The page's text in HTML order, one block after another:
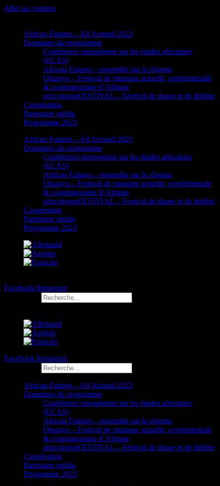
Aller au contenu
African Futures – All Around 2023
Domaines du programme
Conférence européenne sur les études africaines
(ECAS)
African Futures – ensemble sur le chemin
Oluzayo – Festival de musique actuelle, expérimentale
& contemporaine d’Afrique
africologneFESTIVAL – Festival de danse et de théâtre
Coopération
Partenaire média
Programme 2023
African Futures – All Around 2023
Domaines du programme
Conférence européenne sur les études africaines
(ECAS)
African Futures – ensemble sur le chemin
Oluzayo – Festival de musique actuelle, expérimentale
& contemporaine d’Afrique
africologneFESTIVAL – Festival de danse et de théâtre
Coopération
Partenaire média
Programme 2023
Facebook Instagram
Facebook Instagram
African Futures – All Around 2023
Domaines du programme
Conférence européenne sur les études africaines
(ECAS)
African Futures – ensemble sur le chemin
Oluzayo – Festival de musique actuelle, expérimentale
& contemporaine d’Afrique
africologneFESTIVAL – Festival de danse et de théâtre
Coopération
Partenaire média
Programme 2023